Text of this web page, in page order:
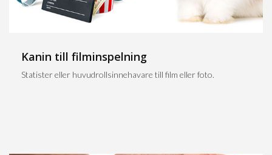
Kanin till filminspelning
Statister eller huvudrollsinnehavare till film eller foto.